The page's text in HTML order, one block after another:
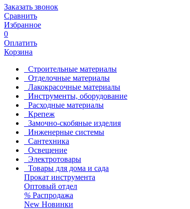
Заказать звонок
Сравнить
Избранное
0
Оплатить
Корзина
Строительные материалы
Отделочные материалы
Лакокрасочные материалы
Инструменты, оборудование
Расходные материалы
Крепеж
Замочно-скобяные изделия
Инженерные системы
Сантехника
Освещение
Электротовары
Товары для дома и сада
Прокат инструмента
Оптовый отдел
% Распродажа
New Новинки